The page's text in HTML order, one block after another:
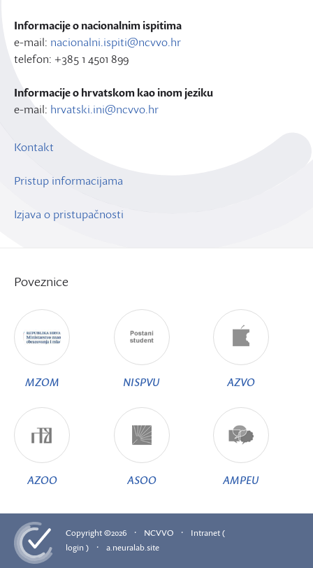
Informacije o nacionalnim ispitima
e-mail: nacionalni.ispiti@ncvvo.hr
telefon: +385 1 4501 899
Informacije o hrvatskom kao inom jeziku
e-mail: hrvatski.ini@ncvvo.hr
Kontakt
Pristup informacijama
Izjava o pristupačnosti
Poveznice
MZOM NISPVU AZVO
AZOO ASOO AMPEU
Copyright ©2026 · NCVVO ·
Intranet (
login )
· a.neuralab.site